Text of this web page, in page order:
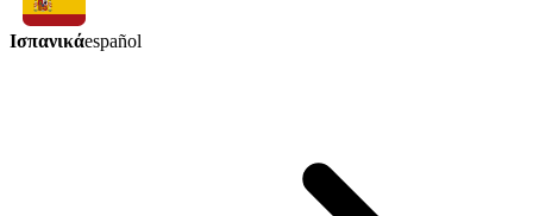
Ισπανικάespañol